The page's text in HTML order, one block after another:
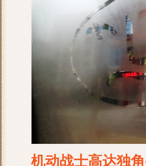
机动战士高达独